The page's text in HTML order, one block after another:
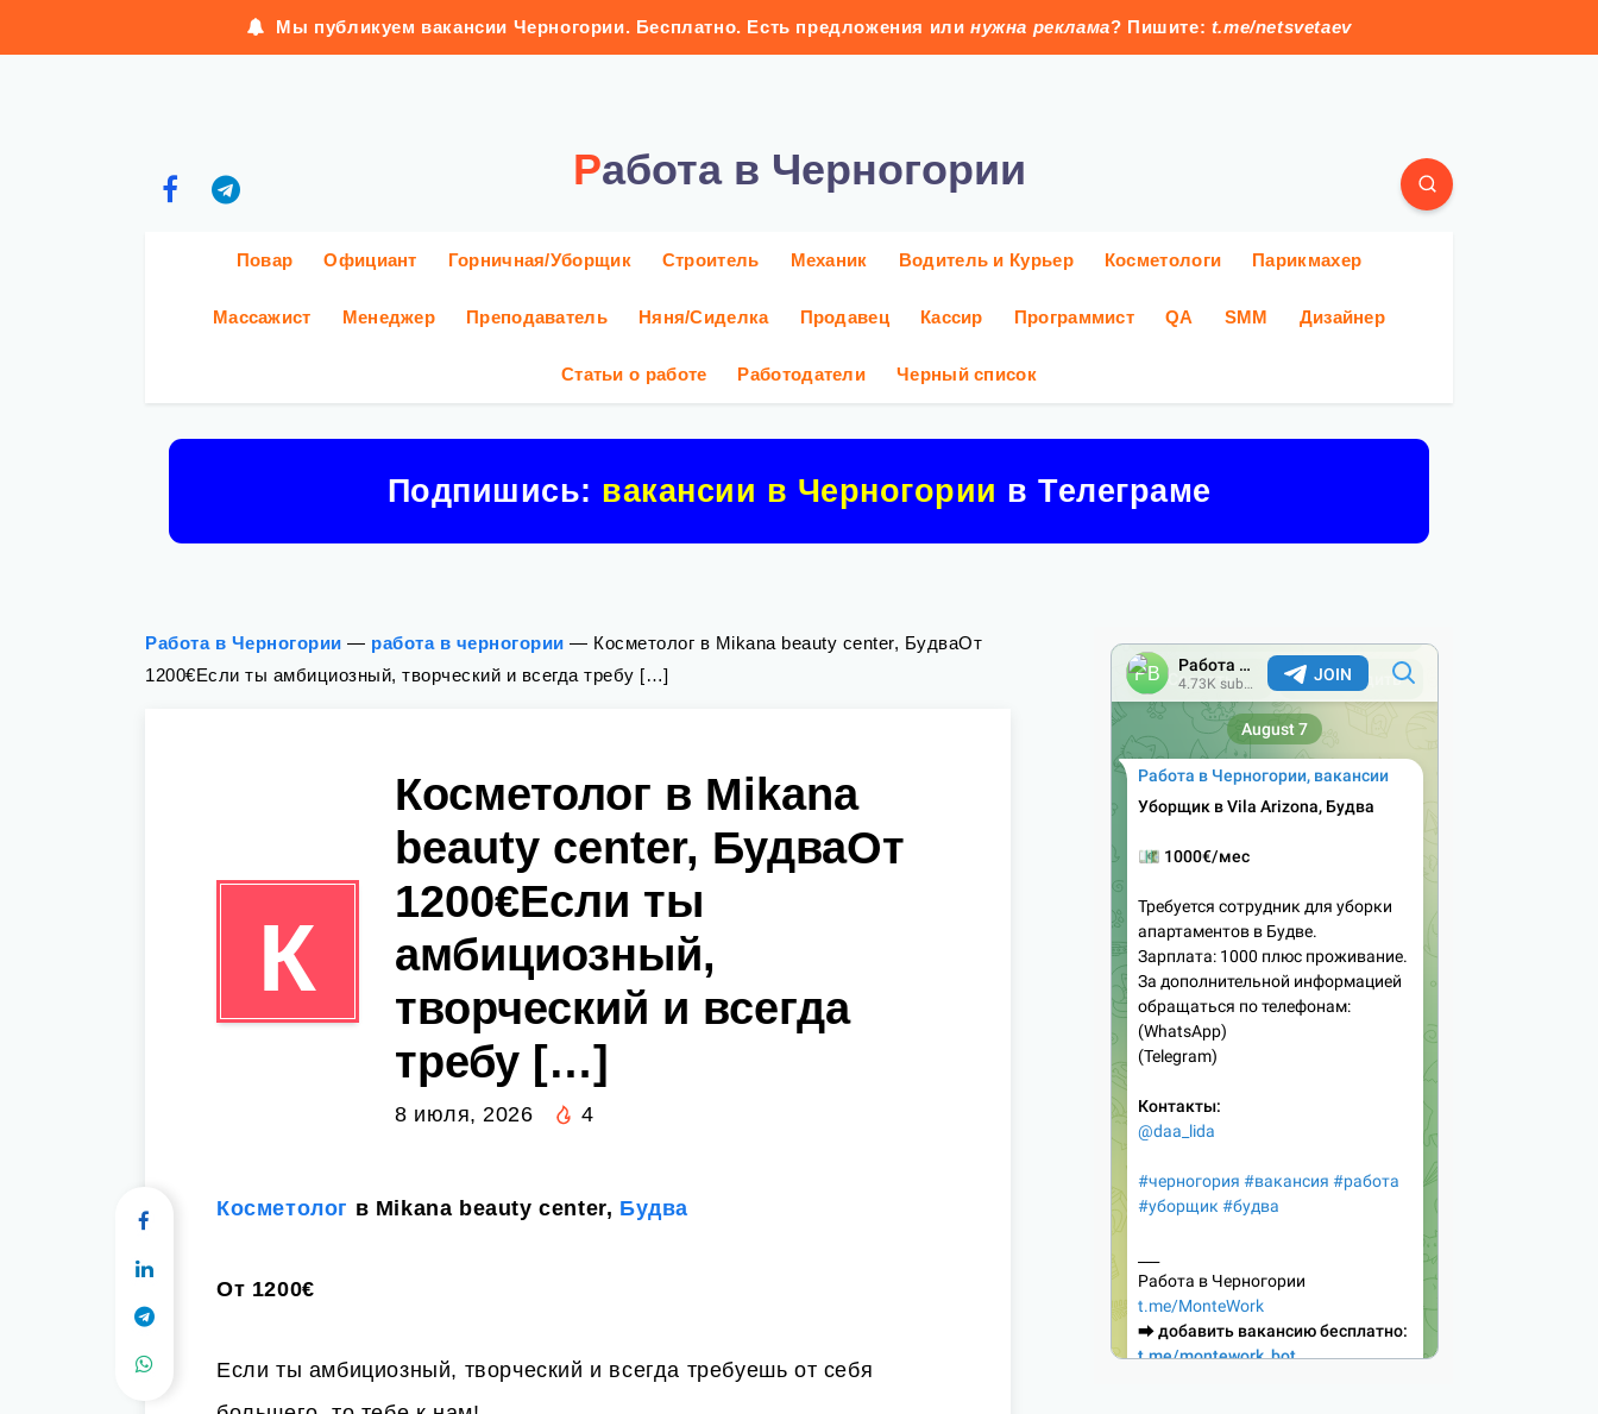
Мы публикуем вакансии Черногории. Бесплатно. Есть предложения или нужна реклама? Пишите: t.me/netsvetaev
Работа в Черногории
Повар Официант Горничная/Уборщик Строитель Механик Водитель и Курьер Косметологи Парикмахер
Массажист Менеджер Преподаватель Няня/Сиделка Продавец Кассир Программист QA SMM Дизайнер
Статьи о работе Работодатели Черный список
Подпишись: вакансии в Черногории в Телеграме
Работа в Черногории — работа в черногории — Косметолог в Mikana beauty center, БудваОт
1200€Если ты амбициозный, творческий и всегда требу […]
К
Косметолог в Mikana
beauty center, БудваОт
1200€Если ты
амбициозный,
творческий и всегда
требу […]
8 июля, 2026 4
Косметолог в Mikana beauty center, Будва
От 1200€
Если ты амбициозный, творческий и всегда требуешь от себя